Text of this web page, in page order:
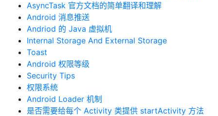
AsyncTask 官方文档的简单翻译和理解
Android 消息推送
Andriod 的 Java 虚拟机
Internal Storage And External Storage
Toast
Android 权限等级
Security Tips
权限系统
Android Loader 机制
是否需要给每个 Activity 类提供 startActivity 方法